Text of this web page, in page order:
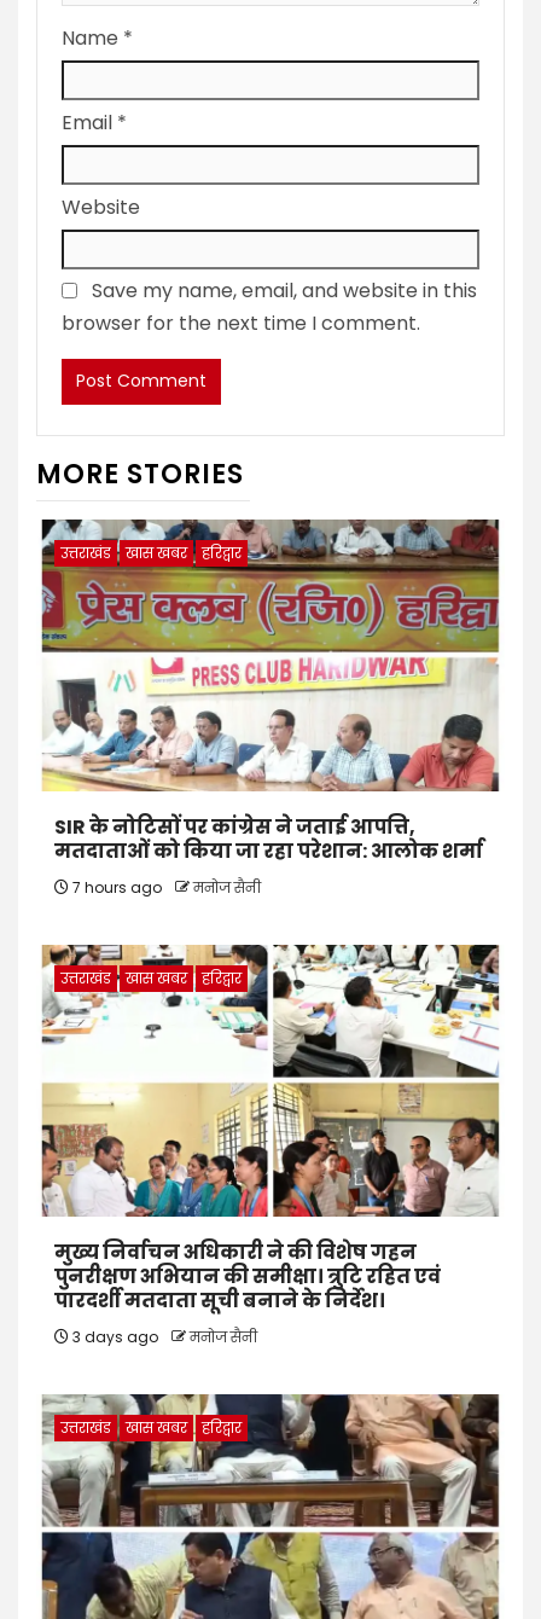
Name *
Email *
Website
Save my name, email, and website in this
browser for the next time I comment.
MORE STORIES
उत्तराखंड खास खबर हरिद्वार
SIR के नोटिसों पर कांग्रेस ने जताई आपत्ति,
मतदाताओं को किया जा रहा परेशान: आलोक शर्मा
7 hours ago मनोज सैनी
उत्तराखंड खास खबर हरिद्वार
मुख्य निर्वाचन अधिकारी ने की विशेष गहन
पुनरीक्षण अभियान की समीक्षा। त्रुटि रहित एवं
पारदर्शी मतदाता सूची बनाने के निर्देश।
3 days ago मनोज सैनी
उत्तराखंड खास खबर हरिद्वार